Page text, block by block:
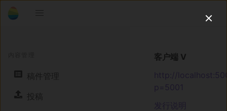
稿件管理
投稿
客户端 V
http://
p=5001
发行说明